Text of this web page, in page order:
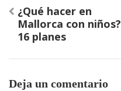
Navegación
de
entradas
¿Qué hacer en
Mallorca con niños?
16 planes
Deja un comentario